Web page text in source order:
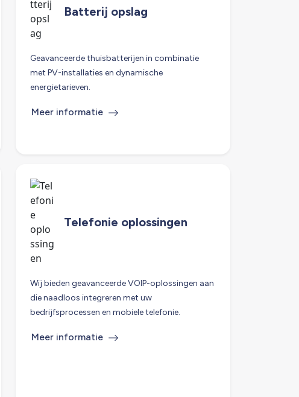
Batterij opslag
Geavanceerde thuisbatterijen in combinatie
met PV-installaties en dynamische
energietarieven.
Meer informatie
Telefonie oplossingen
Wij bieden geavanceerde VOIP-oplossingen aan
die naadloos integreren met uw
bedrijfsprocessen en mobiele telefonie.
Meer informatie